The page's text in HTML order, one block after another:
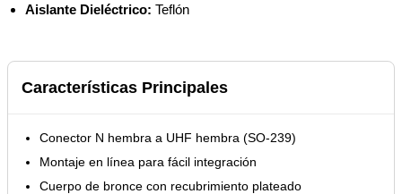
Aislante Dieléctrico: Teflón
Características Principales
Conector N hembra a UHF hembra (SO-239)
Montaje en línea para fácil integración
Cuerpo de bronce con recubrimiento plateado